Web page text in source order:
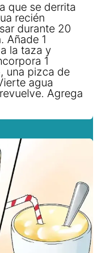
que se derrita
recién
durante 20
Añade 1
la taza y
1
una pizca de
agua
Agrega